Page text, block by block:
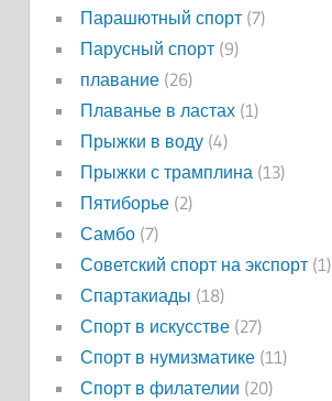
Парашютный спорт(7)
Парусный спорт(9)
плавание(26)
Плаванье в ластах(1)
Прыжки в воду(4)
Прыжки с трамплина(13)
Пятиборье(2)
Самбо(7)
Советский спорт на экспорт(1)
Спартакиады (18)
Спорт в искусстве(27)
Спорт в нумизматике(11)
Спорт в филателии (20)